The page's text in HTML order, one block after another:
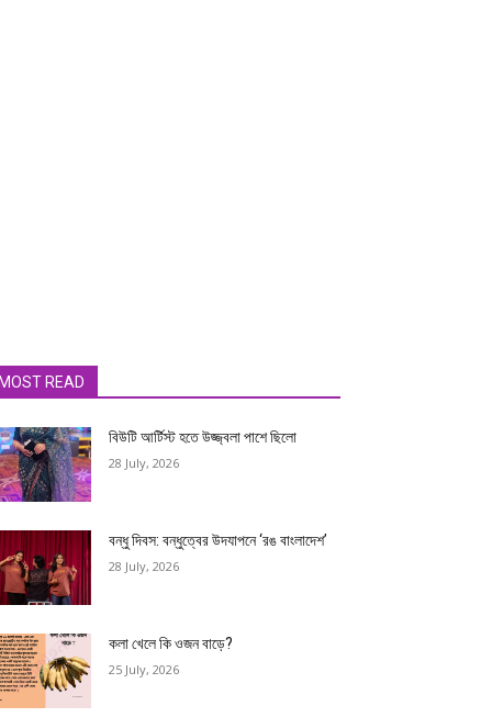
READ
বিউটি আর্টিস্ট হতে উজ্জ্বলা পাশে ছিলো
28 July, 2026
বন্ধু দিবস: বন্ধুত্বের উদযাপনে ‘রঙ বাংলাদেশ’
28 July, 2026
কলা খেলে কি ওজন বাড়ে?
25 July, 2026